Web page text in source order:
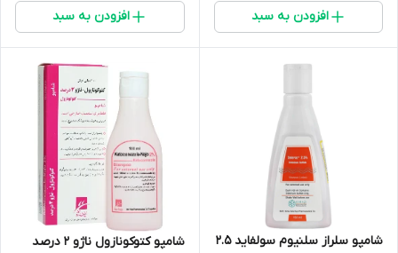
افزودن به سبد افزودن به سبد
شامپو سلراز سلنیوم سولفاید 2.5
شامپو کتوکونازول ناژو 2 درصد